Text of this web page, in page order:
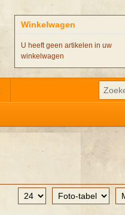
Winkelwagen
U heeft geen artikelen in uw
winkelwagen